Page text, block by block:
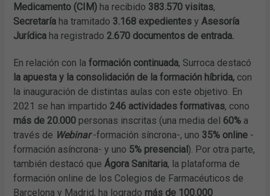
Medicamento (CIM) ha recibido 383.570 visitas,
Secretaría ha tramitado 3.168 expedientesyAsesoría
Jurídica ha registrado 2.670 documentos de entrada.
En relación con laformación continuada, Surroca destacó
la apuesta y la consolidación de la formación híbrida, con
la inauguración de distintas aulas con este objetivo. En
2021 se han impartido 246 actividades formativas, cono
más de 20.000 personas inscritas (una media del 60% a
través de Webinar -formación síncrona-, uno 35% online -
formación asíncrona- y uno 5% presencial ). Por otra parte,
también destacó queÁgora Sanitaria, la plataforma de
formación online de los Colegios de Farmacéuticos de
Barcelona y Madrid, ha logrado más de 100.000